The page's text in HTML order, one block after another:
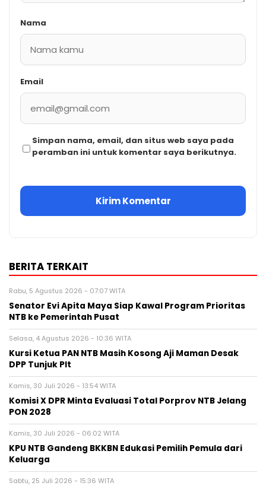
Nama
Email
Simpan nama, email, dan situs web saya pada
peramban ini untuk komentar saya berikutnya.
BERITA TERKAIT
Rabu, 5 Agustus 2026 - 07:07 WITA
Senator Evi Apita Maya Siap Kawal Program Prioritas
NTB ke Pemerintah Pusat
Selasa, 4 Agustus 2026 - 10:36 WITA
Kursi Ketua PAN NTB Masih Kosong Aji Maman Desak
DPP Tunjuk Plt
Kamis, 30 Juli 2026 - 13:54 WITA
Komisi X DPR Minta Evaluasi Total Porprov NTB Jelang
PON 2028
Kamis, 30 Juli 2026 - 06:02 WITA
KPU NTB Gandeng BKKBN Edukasi Pemilih Pemula dari
Keluarga
Sabtu, 25 Juli 2026 - 15:36 WITA